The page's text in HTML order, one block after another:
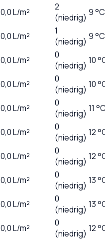
0,0L/m²
2
(niedrig) 9 °C
0,0L/m²
1
(niedrig) 9 °C
0,0L/m²
0
(niedrig) 10
0,0L/m²
0
(niedrig) 10
0,0L/m²
0
(niedrig) 11
0,0L/m²
0
(niedrig) 12
0,0L/m²
0
(niedrig) 12
0,0L/m²
0
(niedrig) 13
0,0L/m²
0
(niedrig) 13
0,0L/m²
0
(niedrig) 12